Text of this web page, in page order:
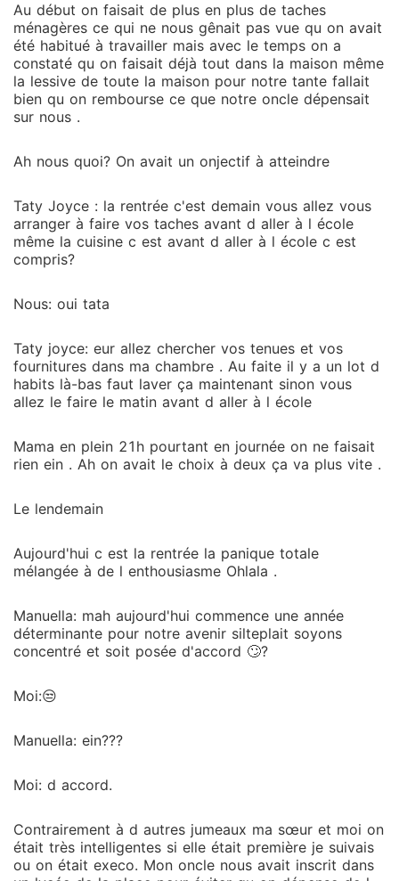
Au début on faisait de plus en plus de taches
ménagères ce qui ne nous gênait pas vue qu on avait
été habitué à travailler mais avec le temps on a
constaté qu on faisait déjà tout dans la maison même
la lessive de toute la maison pour notre tante fallait
bien qu on rembourse ce que notre oncle dépensait
sur nous .
Ah nous quoi? On avait un onjectif à atteindre
Taty Joyce : la rentrée c'est demain vous allez vous
arranger à faire vos taches avant d aller à l école
même la cuisine c est avant d aller à l école c est
compris?
Nous: oui tata
Taty joyce: eur allez chercher vos tenues et vos
fournitures dans ma chambre . Au faite il y a un lot d
habits là-bas faut laver ça maintenant sinon vous
allez le faire le matin avant d aller à l école
Mama en plein 21h pourtant en journée on ne faisait
rien ein . Ah on avait le choix à deux ça va plus vite .
Le lendemain
Aujourd'hui c est la rentrée la panique totale
mélangée à de l enthousiasme Ohlala .
Manuella: mah aujourd'hui commence une année
déterminante pour notre avenir silteplait soyons
concentré et soit posée d'accord 🙄?
Moi:😒
Manuella: ein???
Moi: d accord.
Contrairement à d autres jumeaux ma sœur et moi on
était très intelligentes si elle était première je suivais
ou on était execo. Mon oncle nous avait inscrit dans